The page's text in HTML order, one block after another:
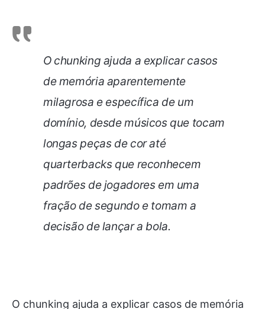
O chunking ajuda a explicar casos
de memória aparentemente
milagrosa e específica de um
domínio, desde músicos que tocam
longas peças de cor até
quarterbacks que reconhecem
padrões de jogadores em uma
fração de segundo e tomam a
decisão de lançar a bola.
O chunking ajuda a explicar casos de memória